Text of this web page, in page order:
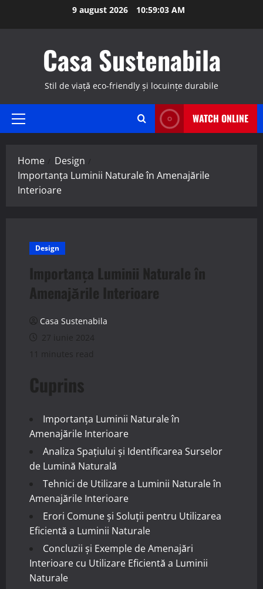
9 august 2026 10:59:04 AM
Casa Sustenabila
Stil de viață eco-friendly și locuințe durabile
Primary
WATCH ONLINE
Home
Design
Importanța Luminii Naturale în Amenajările
Interioare
Design
Importanța Luminii Naturale în
Amenajările Interioare
Casa Sustenabila
27 iunie 2024
11 minutes read
Cuprins
Importanța Luminii Naturale în
Amenajările Interioare
Analiza Spațiului și Identificarea Surselor
de Lumină Naturală
Tehnici de Utilizare a Luminii Naturale în
Amenajările Interioare
Erori Comune și Soluții pentru Utilizarea
Eficientă a Luminii Naturale
Concluzii și Exemple de Amenajări
Interioare cu Utilizare Eficientă a Luminii
Naturale